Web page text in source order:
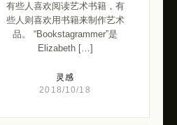
有些人喜欢阅读艺术书籍，有
些人则喜欢用书籍来制作艺术
品。 “Bookstagrammer”是
Elizabeth […]
灵感
2018/10/18